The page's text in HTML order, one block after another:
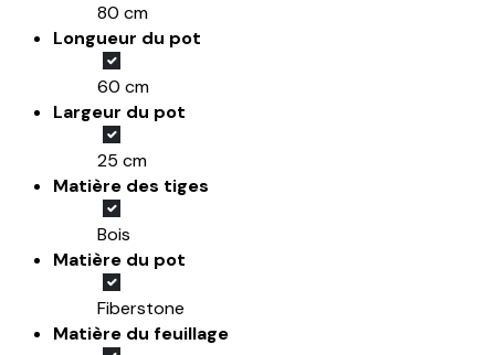
80 cm
Longueur du pot
60 cm
Largeur du pot
25 cm
Matière des tiges
Bois
Matière du pot
Fiberstone
Matière du feuillage